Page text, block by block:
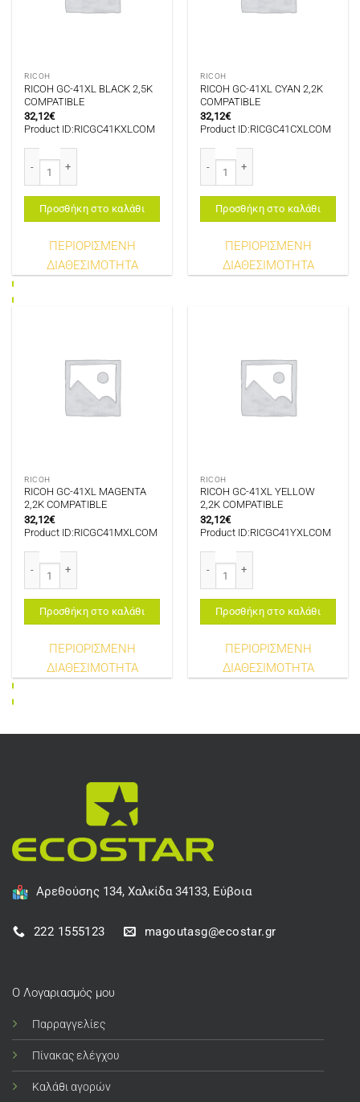
RICOH
RICOH GC-41XL BLACK 2,5K
COMPATIBLE
32,12€
Product ID:RICGC41KXLCOM
Προσθήκη στο καλάθι
ΠΕΡΙΟΡΙΣΜΕΝΗ
ΔΙΑΘΕΣΙΜΟΤΗΤΑ
RICOH
RICOH GC-41XL CYAN 2,2K
COMPATIBLE
32,12€
Product ID:RICGC41CXLCOM
Προσθήκη στο καλάθι
ΠΕΡΙΟΡΙΣΜΕΝΗ
ΔΙΑΘΕΣΙΜΟΤΗΤΑ
RICOH
RICOH GC-41XL MAGENTA
2,2K COMPATIBLE
32,12€
Product ID:RICGC41MXLCOM
Προσθήκη στο καλάθι
ΠΕΡΙΟΡΙΣΜΕΝΗ
ΔΙΑΘΕΣΙΜΟΤΗΤΑ
RICOH
RICOH GC-41XL YELLOW
2,2K COMPATIBLE
32,12€
Product ID:RICGC41YXLCOM
Προσθήκη στο καλάθι
ΠΕΡΙΟΡΙΣΜΕΝΗ
ΔΙΑΘΕΣΙΜΟΤΗΤΑ
Αρεθούσης 134, Χαλκίδα 34133, Εύβοια
222 1555123 magoutasg@ecostar.gr
Ο Λογαριασμός μου
Παρραγγελίες
Πίνακας ελέγχου
Καλάθι αγορών